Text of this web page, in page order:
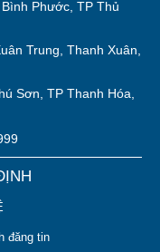
Phước, TP Thủ
Trung, Thanh Xuân,
Sơn, TP Thanh Hóa,
đăng tin